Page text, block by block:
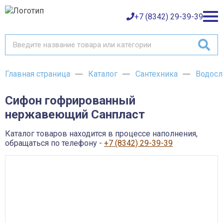
+7 (8342) 29-39-39
Каталог товаров
Баки и емкости АНИОН
Газовое оборудование
Детали трубопроводов и уплотнения
Запорная и регулирующая арматура
Инструмент
О компании
Оплата
Доставка
Главная страница Каталог Сантехника
Сифон гофрированный
нержавеющий Санпласт
Каталог товаров находится в процессе наполнения,
обращаться по телефону - +7 (8342) 29-39-39